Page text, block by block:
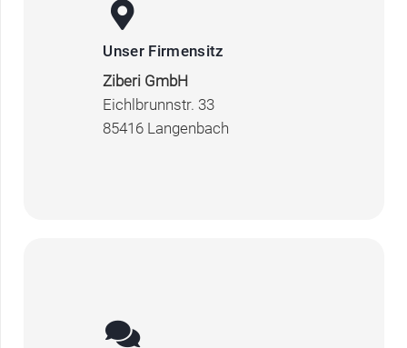
Unser Firmensitz
Ziberi GmbH
Eichlbrunnstr. 33
85416 Langenbach